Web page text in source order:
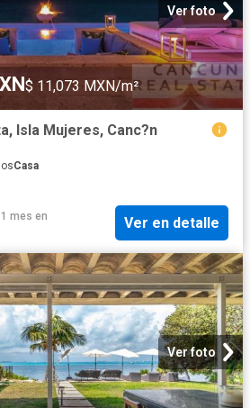
Ver foto
$ 11,073 MXN/m²
Isla Mujeres, Canc?n
Casa
mes en
Ver en detalle
Ver foto